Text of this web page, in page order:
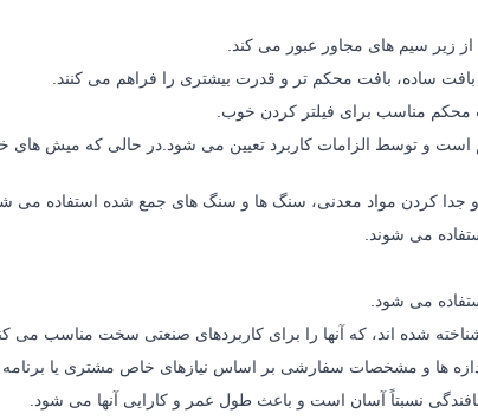
زیر سیم های مجاور عبور می کند.
ساده، بافت محکم تر و قدرت بیشتری را فراهم می کنند.
محکم مناسب برای فیلتر کردن خوب.
است و توسط الزامات کاربرد تعیین می شود.در حالی که میش های
و جدا کردن مواد معدنی، سنگ ها و سنگ های جمع شده استفاده می
می شوند.
می شود.
شده اند، که آنها را برای کاربردهای صنعتی سخت مناسب می
ها و مشخصات سفارشی بر اساس نیازهای خاص مشتری یا برنامه
نسبتاً آسان است و باعث طول عمر و کارایی آنها می شود.